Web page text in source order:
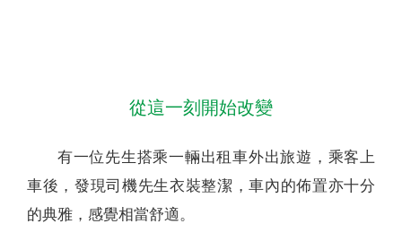
從這一刻開始改變
有一位先生搭乘一輛出租車外出旅遊，乘客上
車後，發現司機先生衣裝整潔，車內的佈置亦十分
的典雅，感覺相當舒適。